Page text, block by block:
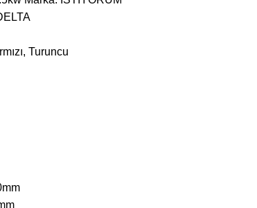
Turuncu